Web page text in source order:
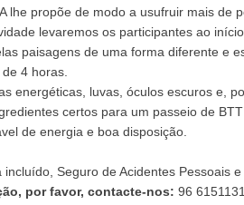
lhe propõe de modo a usufruir mais de
levaremos os participantes ao
paisagens de uma forma diferente e
4 horas.
energéticas, luvas, óculos escuros e,
certos para um passeio de
de energia e boa disposição.
incluído, Seguro de Acidentes Pessoais
por favor, contacte-nos: 96 6151131